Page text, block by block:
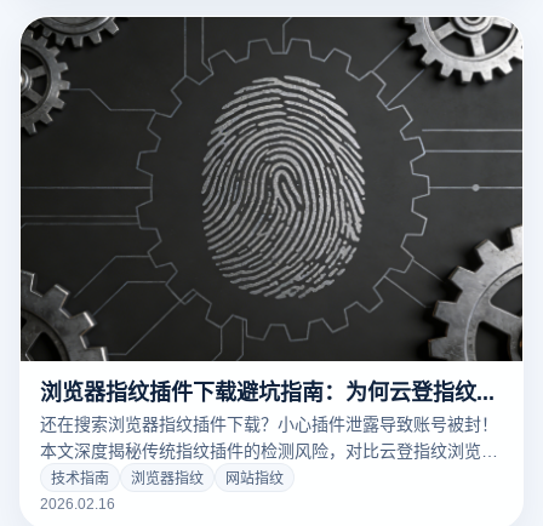
浏览器指纹插件下载避坑指南：为何云登指纹浏览器是防关联更优解？
还在搜索浏览器指纹插件下载？小心插件泄露导致账号被封！
本文深度揭秘传统指纹插件的检测风险，对比云登指纹浏览器
的内核级隔离优势。从根源修改Canvas、WebGL等底层参
数，提供比插件更安全的跨境电商与社媒账号防关联方案。点
技术指南 浏览器指纹
网站指纹
2026.02.16